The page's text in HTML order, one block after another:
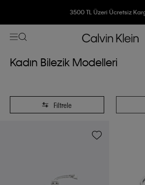
7500 TL Ve Üzeri Alışverişlerinizde 6
Kadın Bilezik Modelleri
Filtrele